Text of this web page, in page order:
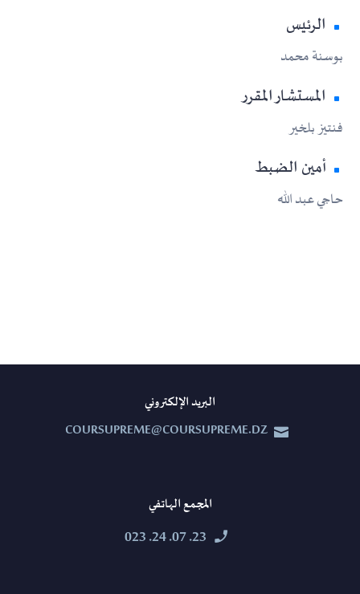
الرئيس
بوسنة محمد
المستشار المقرر
فنتيز بلخير
أمين الضبط
حاجي عبد الله
البريد الإلكتروني


COURSUPREME@COURSUPREME.DZ
المجمع الهاتفي


23. 07. 24. 023